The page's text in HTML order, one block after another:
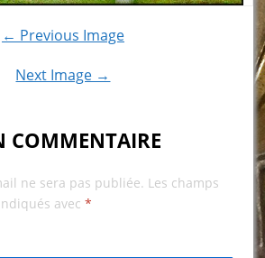
← Previous Image
Next Image →
COMMENTAIRE
ne sera pas publiée. Les champs
avec *